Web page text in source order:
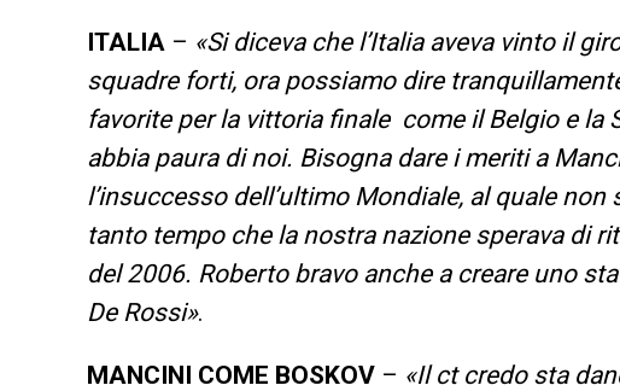
ITALIA – «Si diceva che l’Italia aveva vinto il
squadre forti, ora possiamo dire
favorite per la vittoria finale come il Belgio e la
abbia paura di noi. Bisogna dare i meriti a
l’insuccesso dell’ultimo Mondiale, al quale
tanto tempo che la nostra nazione sperava di
del 2006. Roberto bravo anche a creare uno
De Rossi».
MANCINI COME BOSKOV – «Il ct credo sta